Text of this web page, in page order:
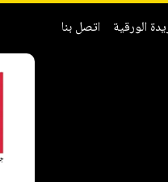
الورقية اتصل بنا